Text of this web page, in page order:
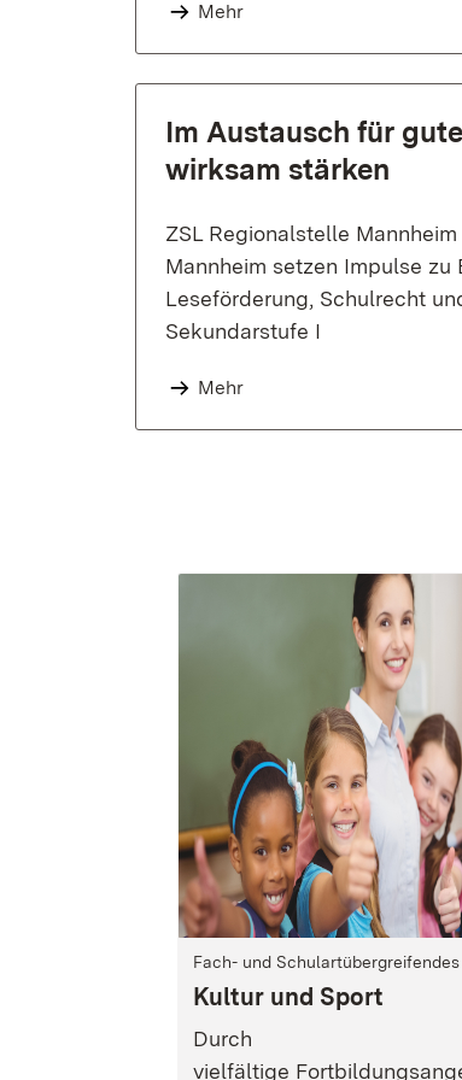
Mehr
Im Austausch für
wirksam stärken
ZSL Regionalstelle
Mannheim setzen Impulse zu
Leseförderung, Schulrecht
Sekundarstufe I
Mehr
Fach- und Schulartübergreifendes
Kultur und Sport
Durch
vielfältige